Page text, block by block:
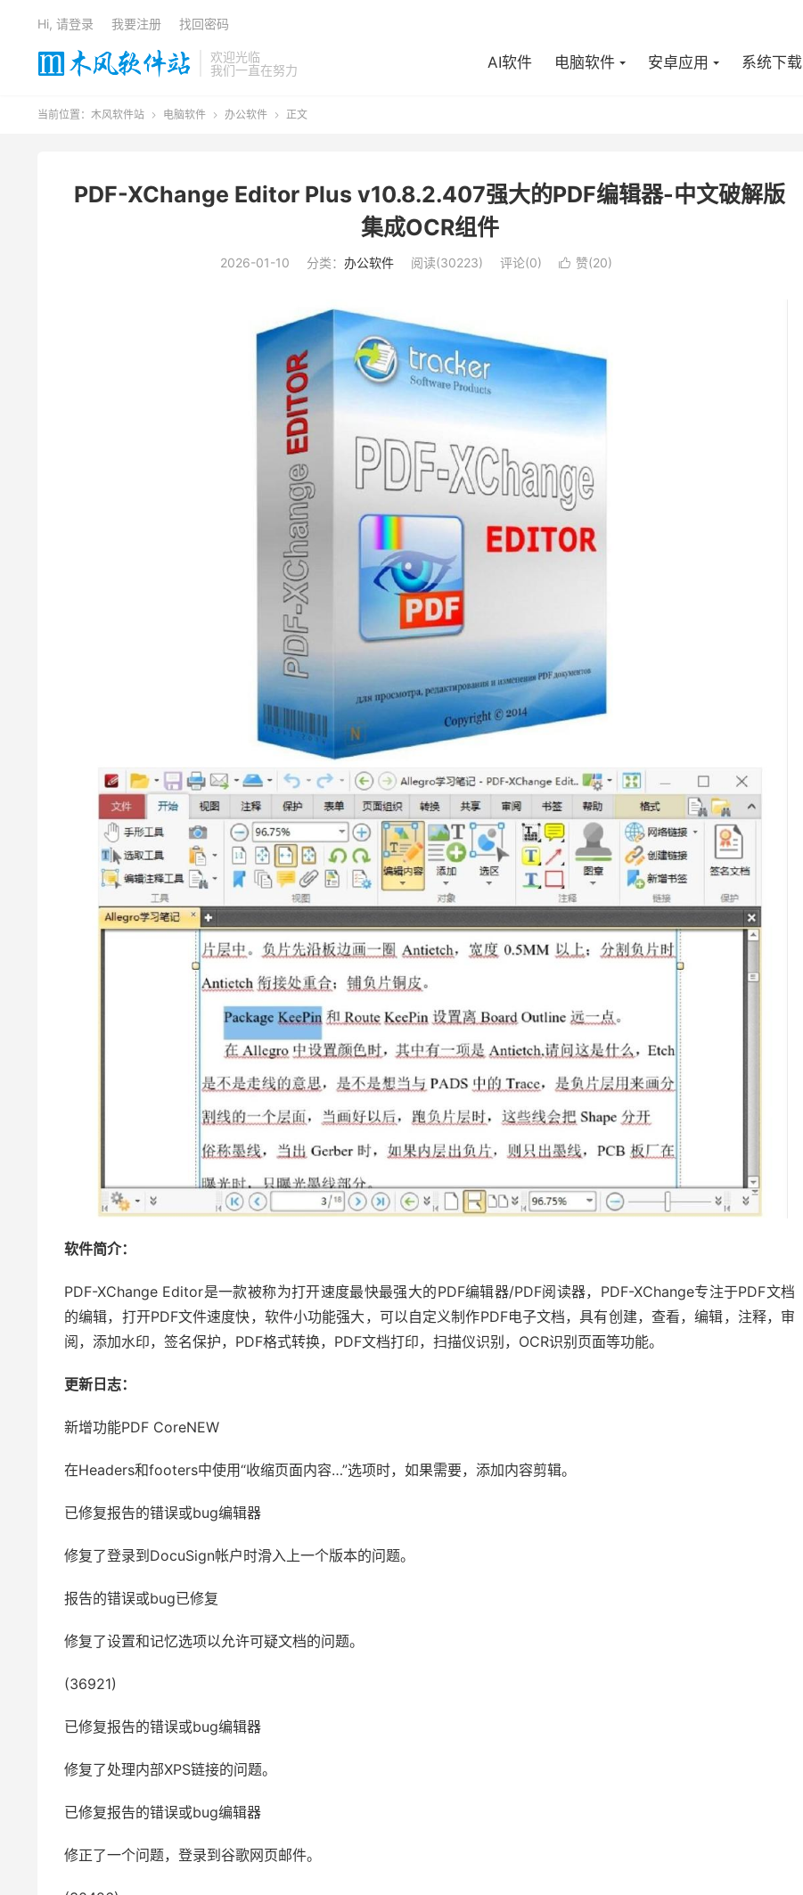
欢迎光临
我们一直在努力
AI软件 电脑软件 安卓应用 系统下载
Hi, 请登录 我要注册 找回密码
当前位置： 木风软件站  电脑软件  办公软件  正文
PDF-XChange Editor Plus v10.8.2.407强大的PDF编辑器-中文破解版
集成OCR组件
2026-01-10 分类： 办公软件 阅读(30223) 评论(0)  赞(20)
软件简介：
PDF-XChange Editor是一款被称为打开速度最快最强大的PDF编辑器/PDF阅读器，PDF-XChange专注于PDF文档
的编辑，打开PDF文件速度快，软件小功能强大，可以自定义制作PDF电子文档，具有创建，查看，编辑，注释，审
阅，添加水印，签名保护，PDF格式转换，PDF文档打印，扫描仪识别，OCR识别页面等功能。
更新日志：
新增功能PDF CoreNEW
在Headers和footers中使用“收缩页面内容…”选项时，如果需要，添加内容剪辑。
已修复报告的错误或bug编辑器
修复了登录到DocuSign帐户时滑入上一个版本的问题。
报告的错误或bug已修复
修复了设置和记忆选项以允许可疑文档的问题。
(36921)
已修复报告的错误或bug编辑器
修复了处理内部XPS链接的问题。
已修复报告的错误或bug编辑器
修正了一个问题，登录到谷歌网页邮件。